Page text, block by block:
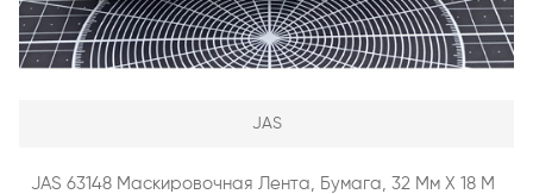
JAS
JAS 63148 Маскировочная Лента, Бумага, 32 Мм Х 18 М